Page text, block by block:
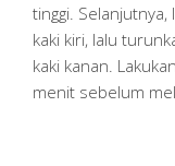
tinggi. Selanjutnya,
kaki kiri, lalu
kaki kanan.
menit sebelum